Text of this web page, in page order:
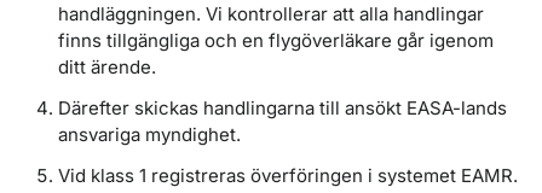
handläggningen. Vi kontrollerar att alla handlingar
finns tillgängliga och en flygöverläkare går igenom
ditt ärende.
Därefter skickas handlingarna till ansökt EASA-lands
ansvariga myndighet.
Vid klass 1 registreras överföringen i systemet EAMR.